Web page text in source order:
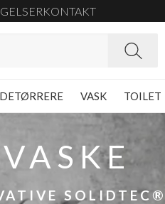
KONTAKT
VASK TOILET